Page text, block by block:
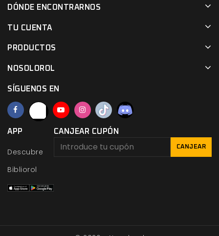
DÓNDE ENCONTRARNOS
TU CUENTA
PRODUCTOS
NOSOLOROL
SÍGUENOS EN
APP
Descubre
Bibliorol
CANJEAR CUPÓN
CANJEAR